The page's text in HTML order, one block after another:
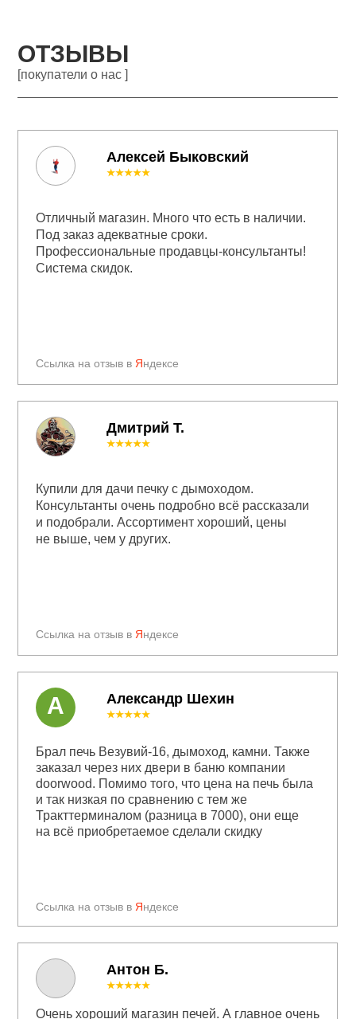
ОТЗЫВЫ
[покупатели о нас ]
Алексей Быковский
Ссылка на отзыв в Яндексе
★★★★★
Отличный магазин. Много что есть в наличии.
Под заказ адекватные сроки.
Профессиональные продавцы-консультанты!
Система скидок.
Антон Б.
Ссылка на отзыв в Яндексе
★★★★★
Купили для дачи печку с дымоходом.
Консультанты очень подробно всё рассказали
и подобрали. Ассортимент хороший, цены
не выше, чем у других.
Александр Шехин
Ссылка на отзыв в Яндексе
★★★★★
Брал печь Везувий-16, дымоход, камни. Также
заказал через них двери в баню компании
doorwood. Помимо того, что цена на печь была
и так низкая по сравнению с тем же
Тракттерминалом (разница в 7000), они еще
на всё приобретаемое сделали скидку
А
Дмитрий Т.
★★★★★
Очень хороший магазин печей. А главное очень